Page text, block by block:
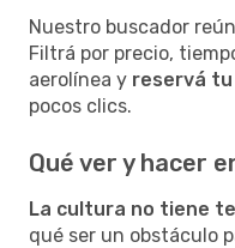
Nuestro buscador
Filtrá por precio,
aerolínea y reservá
pocos clics.
Qué ver y hacer
La cultura no tiene
qué ser un obstáculo